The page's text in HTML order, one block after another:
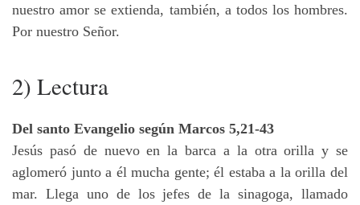
nuestro amor se extienda, también, a todos los hombres.
Por nuestro Señor.
2) Lectura
Del santo Evangelio según Marcos 5,21-43
Jesús pasó de nuevo en la barca a la otra orilla y se
aglomeró junto a él mucha gente; él estaba a la orilla del
mar. Llega uno de los jefes de la sinagoga, llamado